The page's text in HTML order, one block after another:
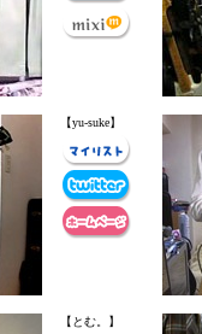
【yu-suke】
【とむ。】